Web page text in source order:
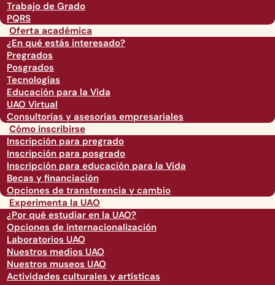
Trabajo de Grado
PQRS
Oferta académica
¿En qué estás interesado?
Pregrados
Posgrados
Tecnologías
Educación para la Vida
UAO Virtual
Consultorías y asesorías empresariales
Cómo inscribirse
Inscripción para pregrado
Inscripción para posgrado
Inscripción para educación para la Vida
Becas y financiación
Opciones de transferencia y cambio
Experimenta la UAO
¿Por qué estudiar en la UAO?
Opciones de internacionalización
Laboratorios UAO
Nuestros medios UAO
Nuestros museos UAO
Actividades culturales y artísticas